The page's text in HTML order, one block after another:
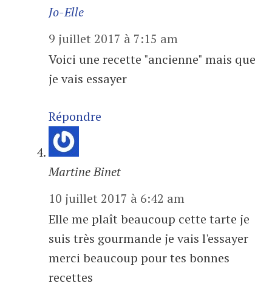
Jo-Elle
9 juillet 2017 à 7:15 am
Voici une recette "ancienne" mais que
je vais essayer
Répondre
Martine Binet
10 juillet 2017 à 6:42 am
Elle me plaît beaucoup cette tarte je
suis très gourmande je vais l'essayer
merci beaucoup pour tes bonnes
recettes